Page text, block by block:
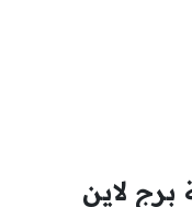
لاين